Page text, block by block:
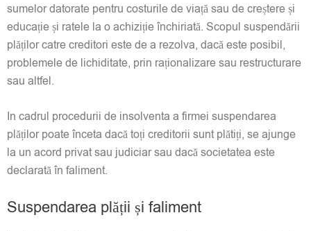
sumelor datorate pentru costurile de viață sau de creștere și
educație și ratele la o achiziție închiriată. Scopul suspendării
plăților catre creditori este de a rezolva, dacă este posibil,
problemele de lichiditate, prin raționalizare sau restructurare
sau altfel.
In cadrul procedurii de insolventa a firmei suspendarea
plăților poate înceta dacă toți creditorii sunt plătiți, se ajunge
la un acord privat sau judiciar sau dacă societatea este
declarată în faliment.
Suspendarea plății și faliment